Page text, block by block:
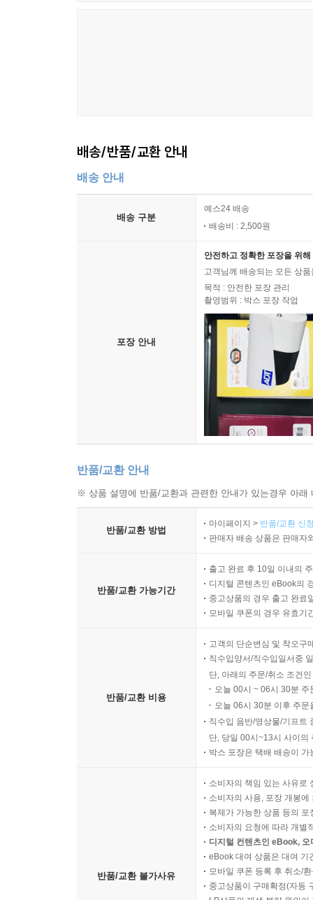
배송/반품/교환 안내
배송 안내
배송 구분
예스24 배송
배송비 : 2,500원
포장 안내
안전하고 정확한 포장을 위
고객님께 배송되는 모든 상
목적 : 안전한 포장 관리
촬영범위 : 박스 포장 작업
반품/교환 안내
※ 상품 설명에 반품/교환과 관련한 안내가 있는경우 아
반품/교환 방법
마이페이지 > 반품/교환 신
판매자 배송 상품은 판매자
반품/교환 가능기간
출고 완료 후 10일 이내의
디지털 콘텐츠인 eBook의
중고상품의 경우 출고 완료
모바일 쿠폰의 경우 유효기
반품/교환 비용
고객의 단순변심 및 착오구
직수입양서/직수입일서중
단, 아래의 주문/취소 조건
오늘 00시 ~ 06시 30분
오늘 06시 30분 이후 주
직수입 음반/영상물/기프트
단, 당일 00시~13시 사이의
박스 포장은 택배 배송이
반품/교환 불가사유
소비자의 책임 있는 사유로
소비자의 사용, 포장 개봉
복제가 가능한 상품 등의
소비자의 요청에 따라 개별
디지털 컨텐츠인 eBook,
eBook 대여 상품은 대여 기
모바일 쿠폰 등록 후 취소/
중고상품이 구매확정(자동